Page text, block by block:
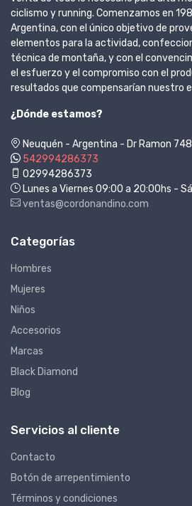
ciclismo y running. Comenzamos en
Argentina, con el único objetivo de
elementos para la actividad,
técnica de montaña, y con el
el esfuerzo y el compromiso con el
resultados que compensarían nuestro
¿Dónde estamos?
Neuquén - Argentina - Dr Ramon 748
542994286373
02994286373
Lunes a Viernes 09:00 a 20:00hs -
ventas@cordonandino.com
Categorías
Hombres
Mujeres
Niños
Accesorios
Marcas
Black Diamond
Blog
Servicios al cliente
Contacto
Botón de arrepentimiento
Términos y condiciones